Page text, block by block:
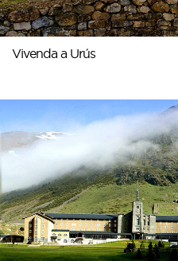
Vivenda a Urús